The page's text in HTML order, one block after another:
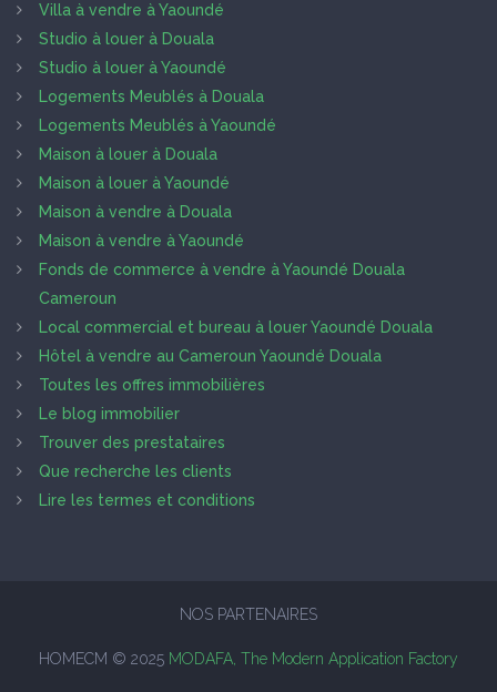
Villa à vendre à Yaoundé
Studio à louer à Douala
Studio à louer à Yaoundé
Logements Meublés à Douala
Logements Meublés à Yaoundé
Maison à louer à Douala
Maison à louer à Yaoundé
Maison à vendre à Douala
Maison à vendre à Yaoundé
Fonds de commerce à vendre à Yaoundé Douala
Cameroun
Local commercial et bureau à louer Yaoundé Douala
Hôtel à vendre au Cameroun Yaoundé Douala
Toutes les offres immobilières
Le blog immobilier
Trouver des prestataires
Que recherche les clients
Lire les termes et conditions
NOS PARTENAIRES
HOMECM © 2025 MODAFA, The Modern Application Factory